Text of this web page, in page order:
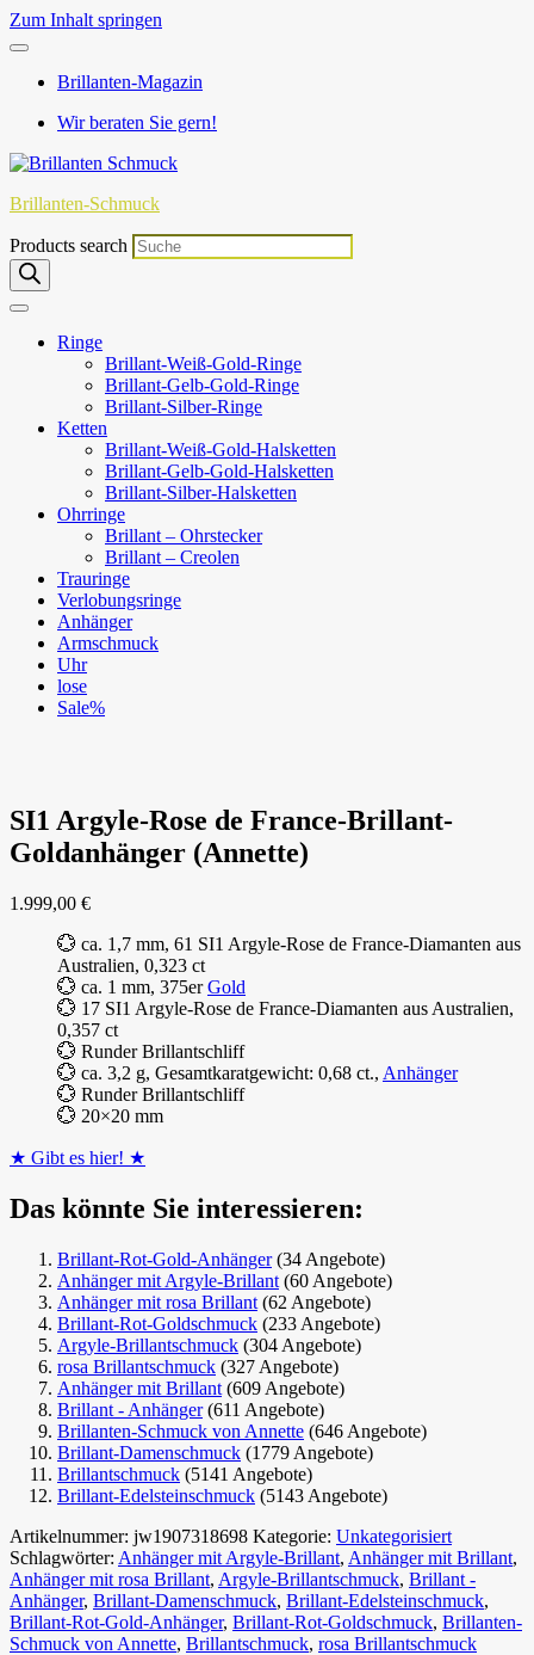
Zum Inhalt springen
Brillanten-Magazin
Wir beraten Sie gern!
Brillanten-Schmuck
Products search
Ringe
Brillant-Weiß-Gold-Ringe
Brillant-Gelb-Gold-Ringe
Brillant-Silber-Ringe
Ketten
Brillant-Weiß-Gold-Halsketten
Brillant-Gelb-Gold-Halsketten
Brillant-Silber-Halsketten
Ohrringe
Brillant – Ohrstecker
Brillant – Creolen
Trauringe
Verlobungsringe
Anhänger
Armschmuck
Uhr
lose
Sale%
SI1 Argyle-Rose de France-Brillant-
Goldanhänger (Annette)
1.999,00 €
💮 ca. 1,7 mm, 61 SI1 Argyle-Rose de France-Diamanten aus
Australien, 0,323 ct
💮 ca. 1 mm, 375erGold
💮 17 SI1 Argyle-Rose de France-Diamanten aus Australien,
0,357 ct
💮 Runder Brillantschliff
💮 ca. 3,2 g, Gesamtkaratgewicht: 0,68 ct., Anhänger
💮 Runder Brillantschliff
💮 20×20 mm
★ Gibt es hier! ★
Das könnte Sie interessieren:
Brillant-Rot-Gold-Anhänger(34 Angebote)
Anhänger mit Argyle-Brillant (60 Angebote)
Anhänger mit rosa Brillant (62 Angebote)
Brillant-Rot-Goldschmuck (233 Angebote)
Argyle-Brillantschmuck (304 Angebote)
rosa Brillantschmuck (327 Angebote)
Anhänger mit Brillant (609 Angebote)
Brillant - Anhänger(611 Angebote)
Brillanten-Schmuck von Annette (646 Angebote)
Brillant-Damenschmuck (1779 Angebote)
Brillantschmuck (5141 Angebote)
Brillant-Edelsteinschmuck (5143 Angebote)
Artikelnummer: jw1907318698 Kategorie: Unkategorisiert
Schlagwörter: Anhänger mit Argyle-Brillant, Anhänger mit Brillant,
Anhänger mit rosa Brillant, Argyle-Brillantschmuck, Brillant -
Anhänger, Brillant-Damenschmuck, Brillant-Edelsteinschmuck,
Brillant-Rot-Gold-Anhänger, Brillant-Rot-Goldschmuck, Brillanten-
Schmuck von Annette, Brillantschmuck, rosa Brillantschmuck